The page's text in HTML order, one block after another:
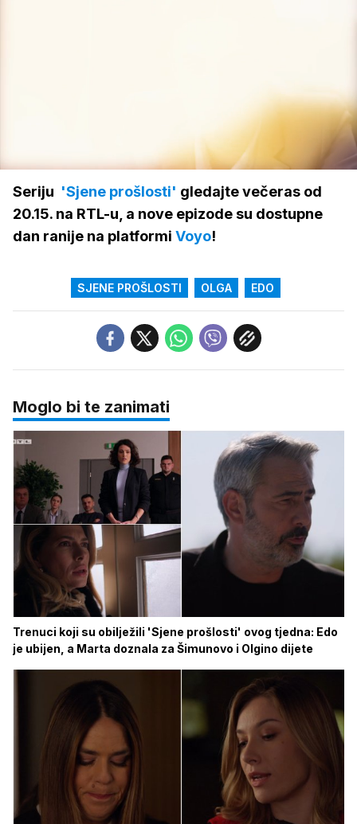
zvuk
Seriju 'Sjene prošlosti' gledajte večeras od
20.15. na RTL-u, a nove epizode su dostupne
dan ranije na platformi Voyo!
SJENE PROŠLOSTI OLGA EDO
Moglo bi te zanimati
Trenuci koji su obilježili 'Sjene prošlosti' ovog tjedna: Edo
je ubijen, a Marta doznala za Šimunovo i Olgino dijete